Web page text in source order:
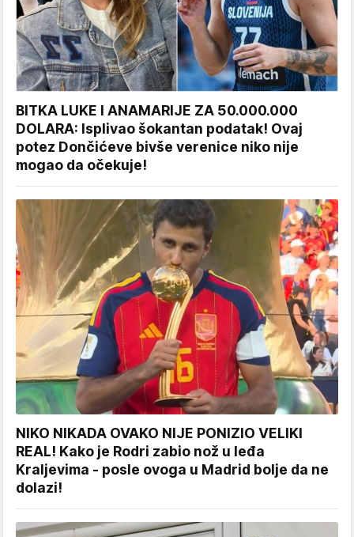
BITKA LUKE I ANAMARIJE ZA 50.000.000
DOLARA: Isplivao šokantan podatak! Ovaj
potez Dončićeve bivše verenice niko nije
mogao da očekuje!
NIKO NIKADA OVAKO NIJE PONIZIO VELIKI
REAL! Kako je Rodri zabio nož u leđa
Kraljevima - posle ovoga u Madrid bolje da ne
dolazi!